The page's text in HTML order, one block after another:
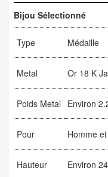
Bijou Sélectionné
Type Médaille
Metal Or 18 K
Poids Metal Environ
Pour Homme
Hauteur Environ